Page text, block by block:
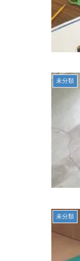
未分類
未分類